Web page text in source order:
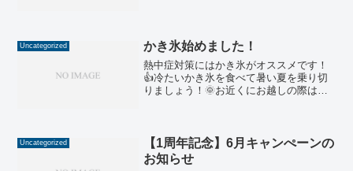
Uncategorized かき氷始めました！
熱中症対策にはかき氷がオススメです！
👍冷たいかき氷を食べて暑い夏を乗り切
りましょう！🌞お近くにお越しの際は食
毎週土曜日［7月6日(土...
Uncategorized
【1周年記念】6月キャンぺーンの
お知らせ